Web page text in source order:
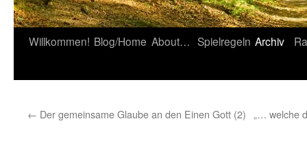
Willkommen! Blog/Home About… Spielregeln Archiv
← Der gemeinsame Glaube an den Einen Gott (2) „… welche